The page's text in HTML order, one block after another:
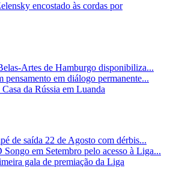
encostado às cordas por
Artes de Hamburgo disponibiliza...
pensamento em diálogo permanente...
da Rússia em Luanda
de saída 22 de Agosto com dérbis...
em Setembro pelo acesso à Liga...
gala de premiação da Liga